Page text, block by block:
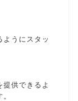
ようにスタッ
提供できるよ